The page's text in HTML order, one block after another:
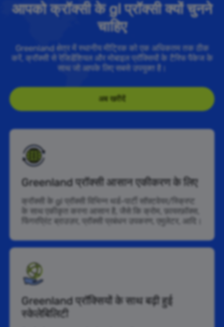
आपको क्रॉक्सी के gl प्रॉक्सी क्यों चुनने
चाहिए
Greenland क्षेत्र में स्थानीय मीट्रिक को एक अधिकतम तक ठीक
करें, क्रॉक्सी से रेजिडेंशियल और मोबाइल प्रॉक्सियों के टैरिफ पैकेज के
साथ जो आपके लिए सबसे उपयुक्त है।
अब खरीदें
Greenland प्रॉक्सी आसान एकीकरण के लिए
क्रॉक्सी के gl प्रॉक्सी विभिन्न थर्ड-पार्टी सॉफ़्टवेयर/स्क्रिप्ट
के साथ एकीकृत करना आसान है, जैसे कि क्रोम, फ़ायरफ़ॉक्स,
फिंगरप्रिंट ब्राउज़र, प्रॉक्सी प्रबंधन उपकरण, एमुलेटर, आदि।
Greenland प्रॉक्सियों के साथ बढ़ी हुई
स्केलेबिलिटी